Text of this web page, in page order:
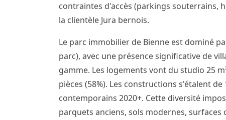
contraintes d'accès (parkings souterrains,
la clientèle Jura bernois.
Le parc immobilier de Bienne est dominé
parc), avec une présence significative de
gamme. Les logements vont du studio 25
pièces (58%). Les constructions s'étalent
contemporains 2020+. Cette diversité
parquets anciens, sols modernes,